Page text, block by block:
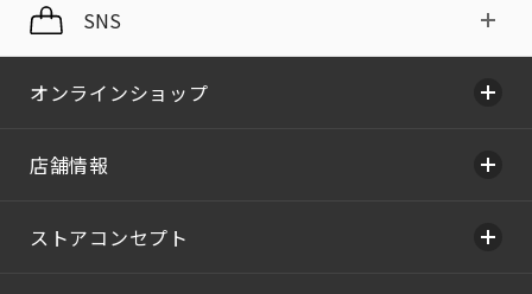
SNS
オンラインショップ
店舗情報
ストアコンセプト